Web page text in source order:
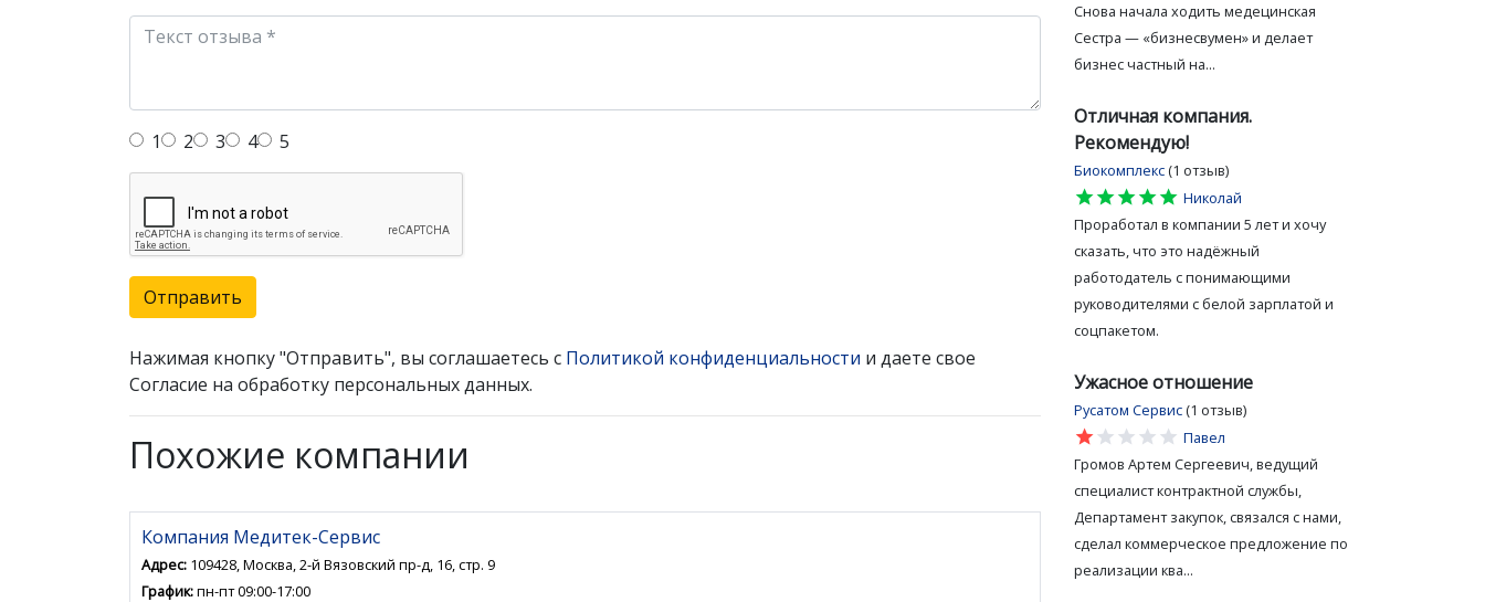
1 2 3 4 5
Отправить
Нажимая кнопку "Отправить", вы соглашаетесь с Политикой конфиденциальности и даете свое
Согласие на обработку персональных данных.
Похожие компании
Компания Медитек-Сервис
Адрес: 109428, Москва, 2-й Вязовский пр-д, 16, стр. 9
График:пн-пт 09:00-17:00
Снова начала ходить медецинская
Сестра — «бизнесвумен» и делает
бизнес частный на...
Отличная компания.
Рекомендую!
Биокомплекс (1 отзыв)
star
star
star
star
star
Николай
Проработал в компании 5 лет и хочу
сказать, что это надёжный
работодатель с понимающими
руководителями с белой зарплатой и
соцпакетом.
Ужасное отношение
Русатом Сервис (1 отзыв)
star
star
star
star
star
Павел
Громов Артем Сергеевич, ведущий
специалист контрактной службы,
Департамент закупок, связался с нами,
сделал коммерческое предложение по
реализации ква...